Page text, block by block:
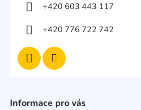
+420 603 443 117
+420 776 722 742
Informace pro vás